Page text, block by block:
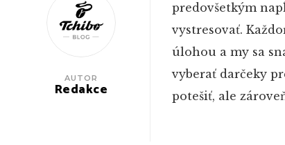
AUTOR
Redakce
predovšetkým
vystresovať.
úlohou a my sa
vyberať darčeky
potešiť, ale